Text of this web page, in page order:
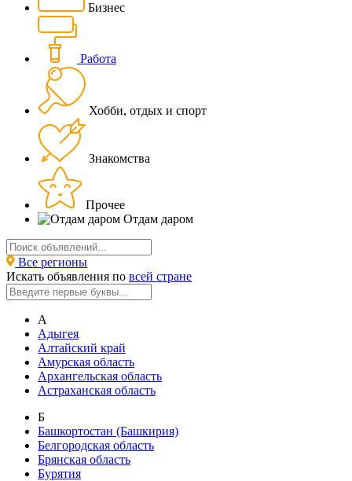
Бизнес
Работа
Хобби, отдых и спорт
Знакомства
Прочее
Отдам даром
Все регионы
Искать объявления по всей стране
А
Адыгея
Алтайский край
Амурская область
Архангельская область
Астраханская область
Б
Башкортостан (Башкирия)
Белгородская область
Брянская область
Бурятия